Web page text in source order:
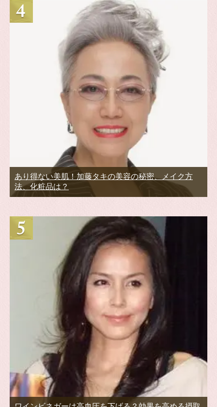
あり得ない美肌！加藤タキの美容の秘密、メイク方
法、化粧品は？